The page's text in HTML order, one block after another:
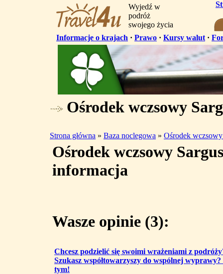
Wyjedź w
podróż
swojego życia
Informacje o krajach · Prawo · Kursy walut ·
Ośrodek wczsowy
Strona główna » Baza noclegowa » Ośrodek
Ośrodek wczsowy
informacja
Wasze opinie (3):
Chcesz podzielić się swoimi wrażeniami z
Szukasz współtowarzyszy do wspólnej wyprawy?
tym!